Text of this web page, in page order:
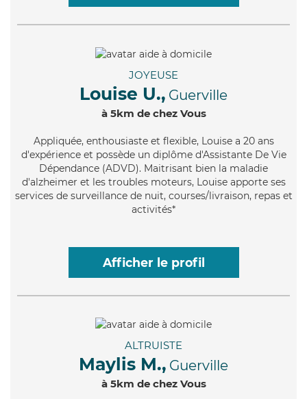
JOYEUSE
Louise U., Guerville
à 5km de chez Vous
Appliquée, enthousiaste et flexible, Louise a 20 ans
d'expérience et possède un diplôme d'Assistante De Vie
Dépendance (ADVD). Maitrisant bien la maladie
d'alzheimer et les troubles moteurs, Louise apporte ses
services de surveillance de nuit, courses/livraison, repas et
activités*
Afficher le profil
ALTRUISTE
Maylis M., Guerville
à 5km de chez Vous